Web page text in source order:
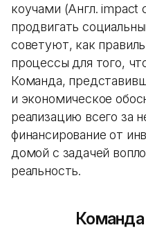
коучами (Англ.
продвигать
советуют, как
процессы для того,
Команда,
и экономическое
реализацию всего за
финансирование от
домой с задачей
реальность.
Команда